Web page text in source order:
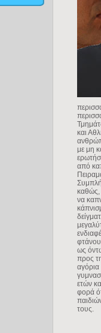
και
με μη
από
καθώς,
να
ως
προς
αγόρια
ετών
φορά
τους.